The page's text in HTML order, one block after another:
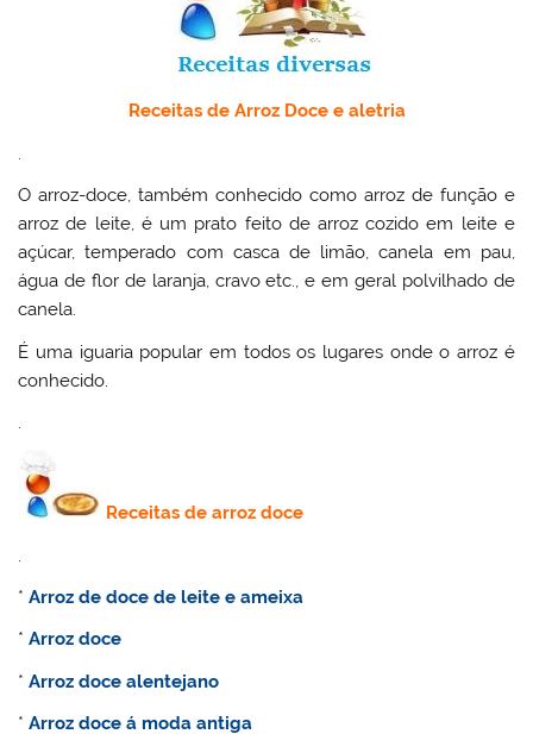
Receitas de Arroz Doce e aletria
.
O arroz-doce, também conhecido como arroz de função e
arroz de leite, é um prato feito de arroz cozido em leite e
açúcar, temperado com casca de limão, canela em pau,
água de flor de laranja, cravo etc., e em geral polvilhado de
canela.
É uma iguaria popular em todos os lugares onde o arroz é
conhecido.
.
Receitas dearroz doce
.
*Arroz de doce de leite e ameixa
*Arroz doce
*Arroz doce alentejano
*Arroz doce á moda antiga